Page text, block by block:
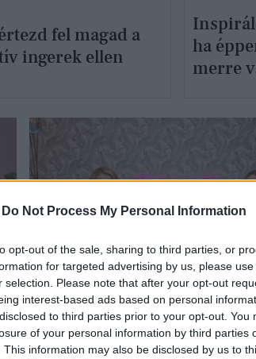
Do Not Process My Personal Information
opt-out of the sale, sharing to third parties, or
for targeted advertising by us, please
selection. Please note that after your opt-out
interest-based ads based on personal
to third parties prior to your opt-out. You
of your personal information by third parties
This information may also be disclosed by us to
fel magad a
ingerek ellen
ha
merre
KULTÚRA